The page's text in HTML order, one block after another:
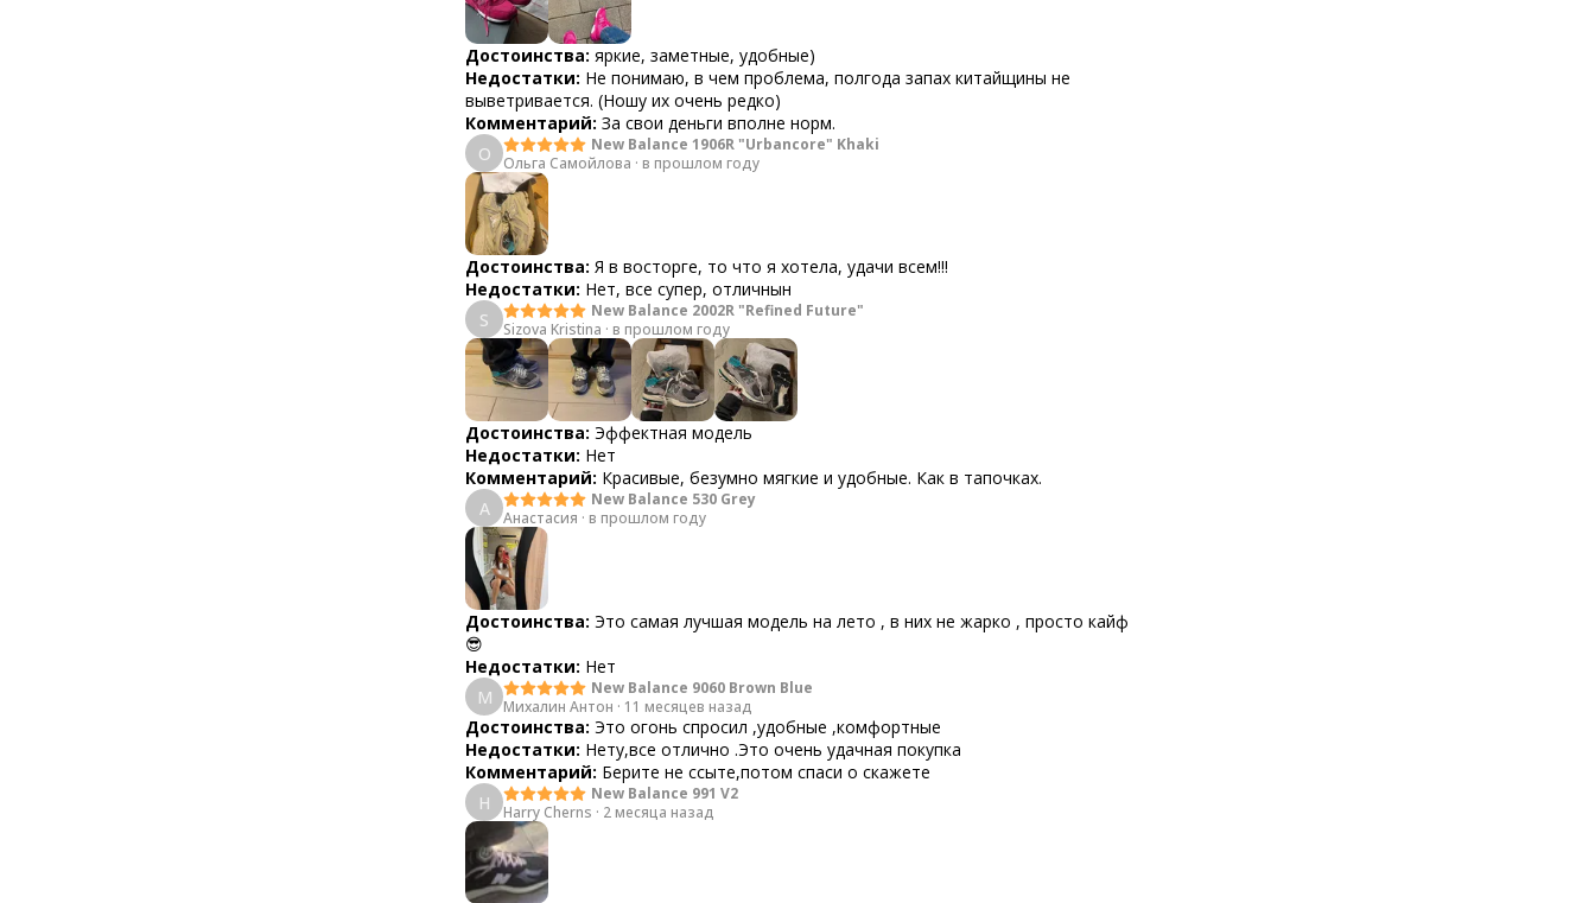
Достоинства: яркие, заметные, удобные)
Недостатки: Не понимаю, в чем проблема, полгода запах китайщины не
выветривается. (Ношу их очень редко)
Комментарий: За свои деньги вполне норм.
О
New Balance 1906R "Urbancore" Khaki
Ольга Самойлова · в прошлом году
Достоинства: Я в восторге, то что я хотела, удачи всем!!!
Недостатки: Нет, все супер, отличнын
S
New Balance 2002R "Refined Future"
Sizova Kristina · в прошлом году
Достоинства: Эффектная модель
Недостатки: Нет
Комментарий: Красивые, безумно мягкие и удобные. Как в тапочках.
А
New Balance 530 Grey
Анастасия · в прошлом году
Достоинства: Это самая лучшая модель на лето , в них не жарко , просто кайф
😎
Недостатки: Нет
М
New Balance 9060 Brown Blue
Михалин Антон · 11 месяцев назад
Достоинства: Это огонь спросил ,удобные ,комфортные
Недостатки: Нету,все отлично .Это очень удачная покупка
Комментарий: Берите не ссыте,потом спаси о скажете
H
New Balance 991 V2
Harry Cherns · 2 месяца назад